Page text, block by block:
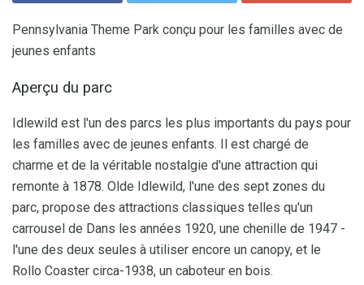
Pennsylvania Theme Park conçu pour les familles avec de
jeunes enfants
Aperçu du parc
Idlewild est l'un des parcs les plus importants du pays pour
les familles avec de jeunes enfants. Il est chargé de
charme et de la véritable nostalgie d'une attraction qui
remonte à 1878. Olde Idlewild, l'une des sept zones du
parc, propose des attractions classiques telles qu'un
carrousel de Dans les années 1920, une chenille de 1947 -
l'une des deux seules à utiliser encore un canopy, et le
Rollo Coaster circa-1938, un caboteur en bois.